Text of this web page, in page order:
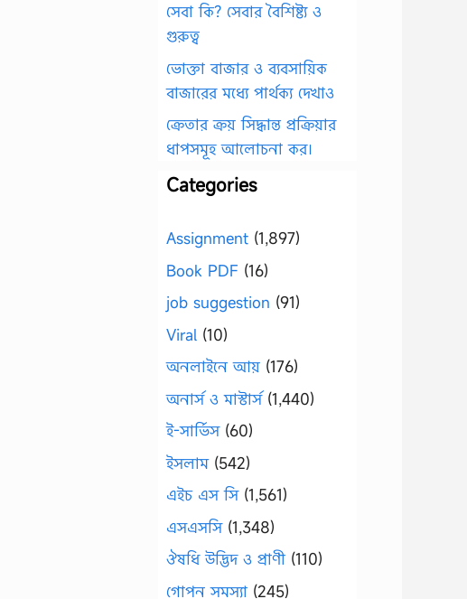
সেবা কি? সেবার বৈশিষ্ট্য ও
গুরুত্ব
ভোক্তা বাজার ও ব্যবসায়িক
বাজারের মধ্যে পার্থক্য দেখাও
ক্রেতার ক্রয় সিদ্ধান্ত প্রক্রিয়ার
ধাপসমূহ আলোচনা কর।
Categories
Assignment (1,897)
Book PDF (16)
job suggestion (91)
Viral (10)
অনলাইনে আয় (176)
অনার্স ও মাস্টার্স(1,440)
ই-সার্ভিস(60)
ইসলাম(542)
এইচ এস সি(1,561)
এসএসসি(1,348)
ঔষধি উদ্ভিদ ও প্রাণী (110)
গোপন সমস্যা (245)